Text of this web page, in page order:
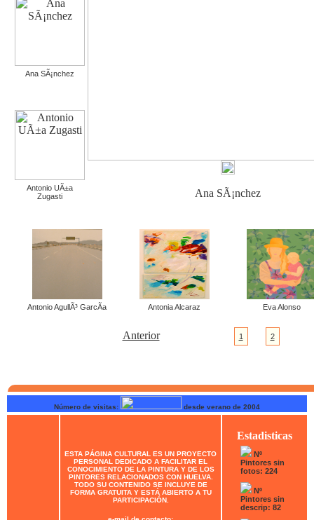
Ana SÃ¡nchez
Ana SÃ¡nchez
Antonio UÃ±a
Zugasti
Antonio AgullÃ³ GarcÃ­a Antonia Alcaraz Eva Alonso
Anterior 1 2
Número de visitas: desde verano de 2004
ESTA PÁGINA CULTURAL ES UN PROYECTO
PERSONAL DEDICADO A FACILITAR EL
CONOCIMIENTO DE LA PINTURA Y DE LOS
PINTORES RELACIONADOS CON HUELVA.
TODO SU CONTENIDO SE INCLUYE DE
FORMA GRATUITA Y ESTÁ ABIERTO A TU
PARTICIPACIÓN.
Estadisticas
Nº
Pintores sin
fotos: 224
Nº
Pintores sin
descrip: 82